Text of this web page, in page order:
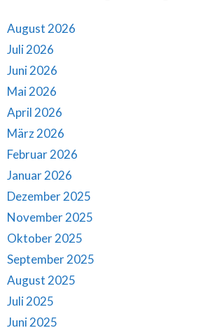
August 2026
Juli 2026
Juni 2026
Mai 2026
April 2026
März 2026
Februar 2026
Januar 2026
Dezember 2025
November 2025
Oktober 2025
September 2025
August 2025
Juli 2025
Juni 2025